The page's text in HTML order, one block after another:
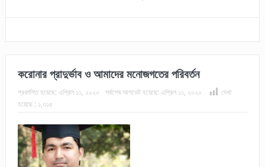
করোনার প্রাদুর্ভাব ও আমাদের মনোজগতের পরিবর্তন
প্রকাশিত হয়েছে: এপ্রিল ১১, ২০২০ সর্বশেষ আপডেট হয়েছে: এপ্রিল ১১, ২০২০
দেখা
হয়েছে : ১,৩১৫